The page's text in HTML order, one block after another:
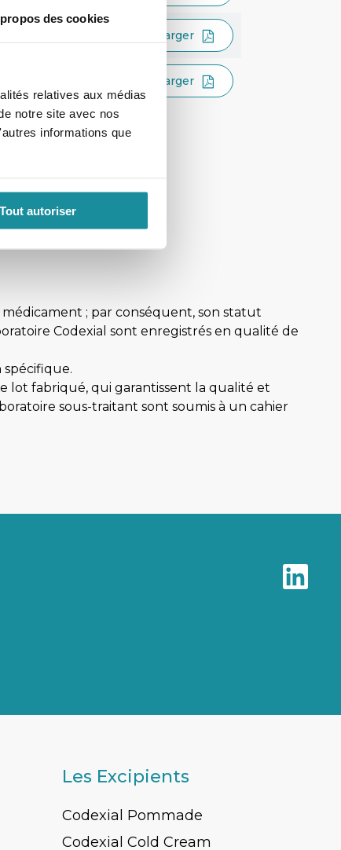
des cookies
relatives aux médias
notre site avec nos
informations que
Tout autoriser
Télécharger
Télécharger
; par conséquent, son statut
Codexial sont enregistrés en qualité de
spécifique.
lot fabriqué, qui garantissent la qualité et
sous-traitant sont soumis à un cahier
Les Excipients
Codexial Pommade
Codexial Cold Cream